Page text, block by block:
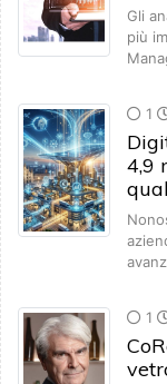
Gli
più
1
4,9
1